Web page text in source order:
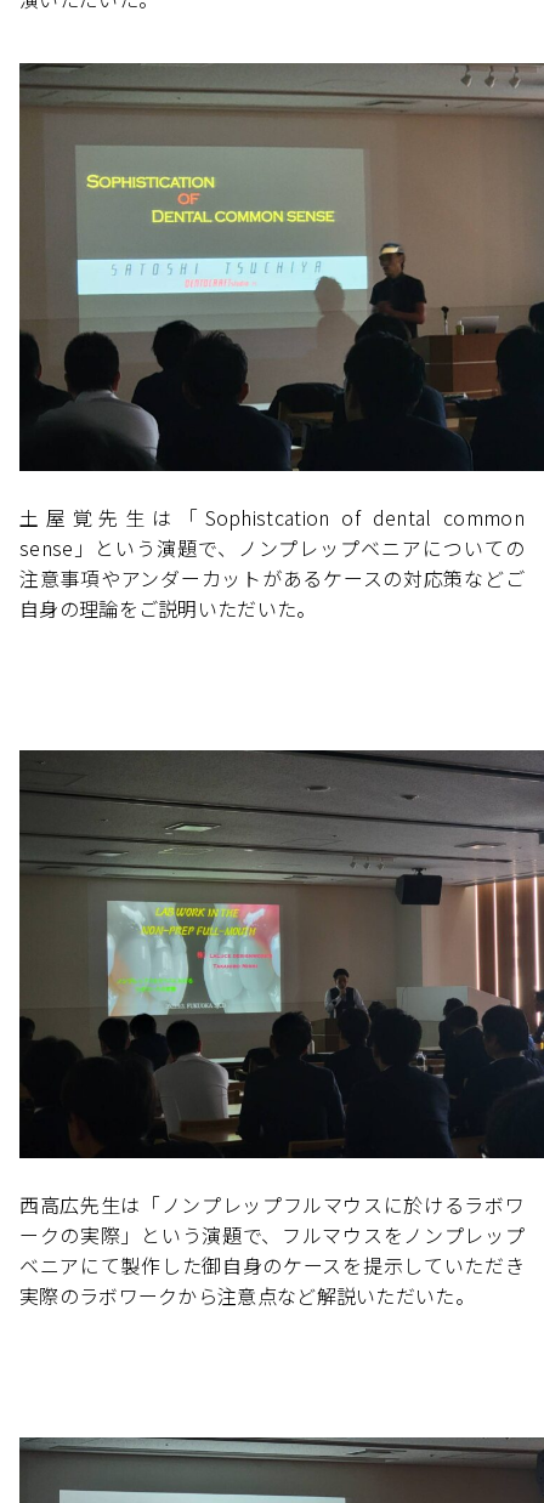
土屋覚先生は「Sophistcation of dental common
sense」という演題で、ノンプレップベニアについての
注意事項やアンダーカットがあるケースの対応策などご
自身の理論をご説明いただいた。
西高広先生は「ノンプレップフルマウスに於けるラボワ
ークの実際」という演題で、フルマウスをノンプレップ
ベニアにて製作した御自身のケースを提示していただき
実際のラボワークから注意点など解説いただいた。